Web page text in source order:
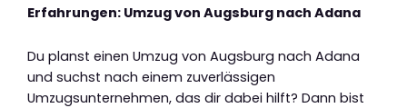
Erfahrungen: Umzug von Augsburg nach Adana
Du planst einen Umzug von Augsburg nach Adana
und suchst nach einem zuverlässigen
Umzugsunternehmen, das dir dabei hilft? Dann bist